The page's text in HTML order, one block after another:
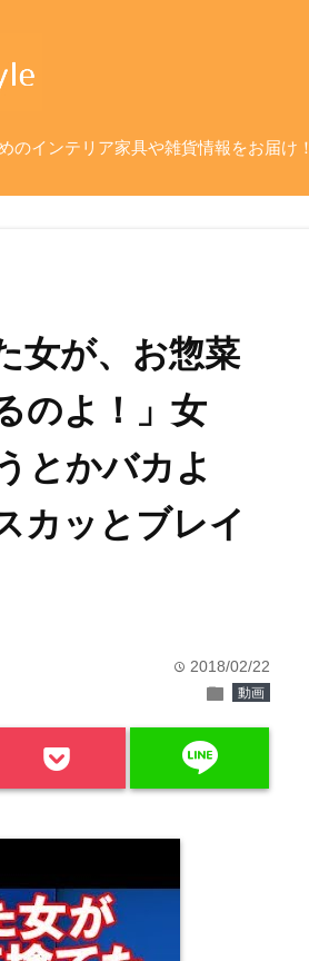
のインテリア家具や雑貨情報をお届け！
女が、お惣菜
のよ！」女
とかバカよ
カッとブレイ
time 2018/02/22
folder 動画
line